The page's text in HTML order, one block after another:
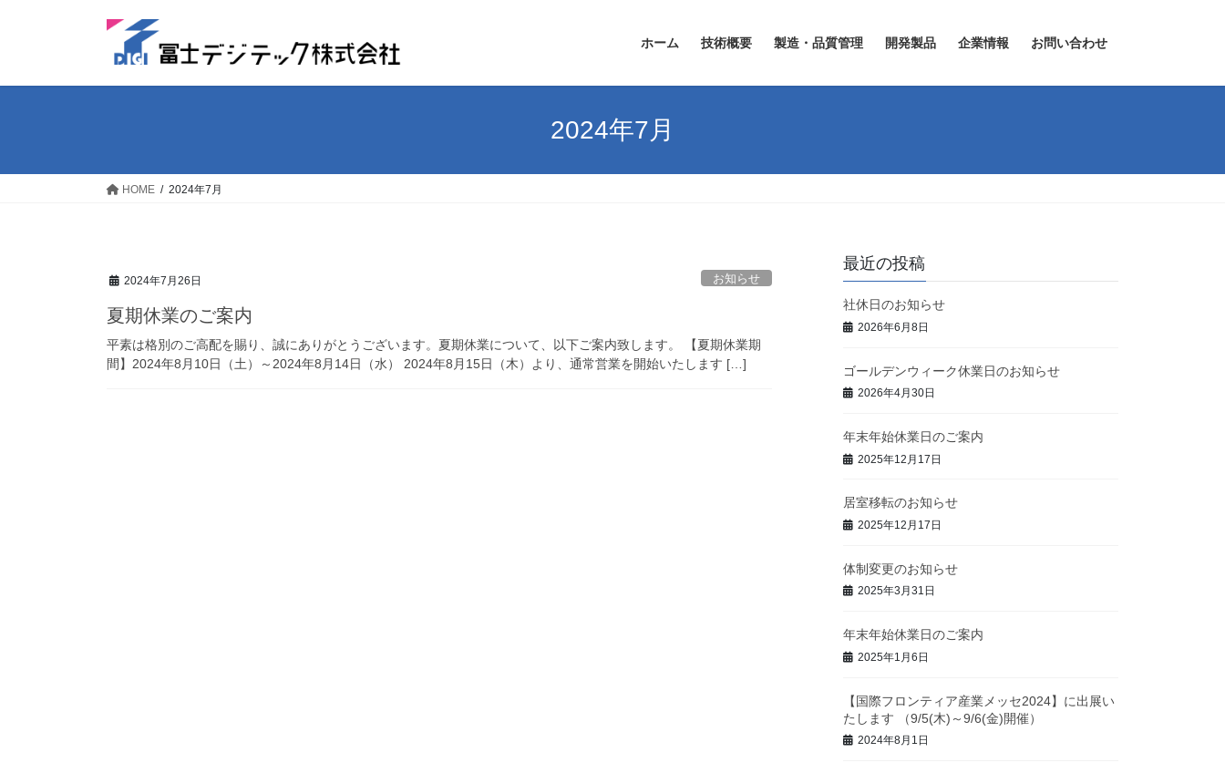
ホーム 技術概要 製造・品質管理 開発製品 企業情報 お問い合わせ
2024年7月
HOME 2024年7月
2024年7月26日 お知らせ
夏期休業のご案内
平素は格別のご高配を賜り、誠にありがとうございます。夏期休業について、以下ご案内致します。 【夏期休業期
間】2024年8月10日（土）～2024年8月14日（水） 2024年8月15日（木）より、通常営業を開始いたします […]
最近の投稿
社休日のお知らせ
2026年6月8日
ゴールデンウィーク休業日のお知らせ
2026年4月30日
年末年始休業日のご案内
2025年12月17日
居室移転のお知らせ
2025年12月17日
体制変更のお知らせ
2025年3月31日
年末年始休業日のご案内
2025年1月6日
【国際フロンティア産業メッセ2024】に出展い
たします （9/5(木)～9/6(金)開催）
2024年8月1日